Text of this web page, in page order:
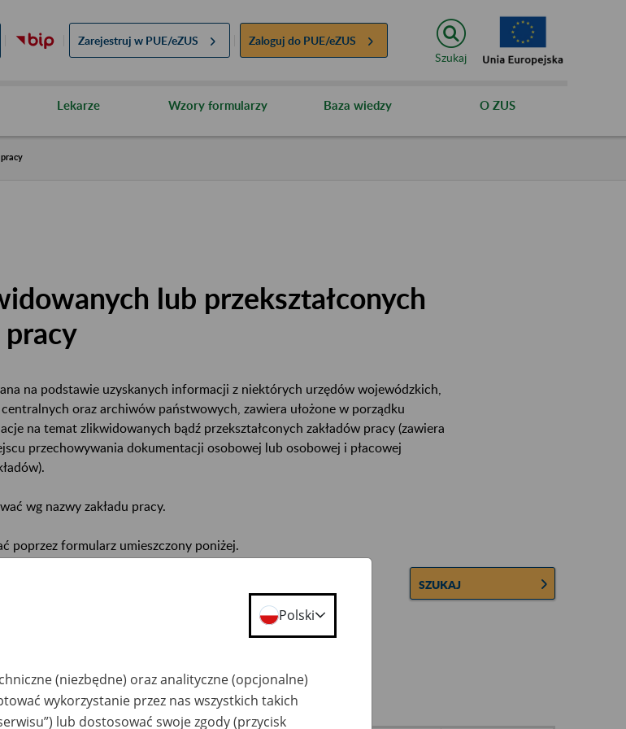
Zarejestruj w PUE/eZUS Zaloguj do PUE/eZUS
Szukaj
Lekarze Wzory formularzy Baza wiedzy O ZUS
lub przekształconych
pracy
na podstawie uzyskanych informacji z niektórych urzędów wojewódzkich,
oraz archiwów państwowych, zawiera ułożone w porządku
na temat zlikwidowanych bądź przekształconych zakładów pracy (zawiera
przechowywania dokumentacji osobowej lub osobowej i płacowej
wg nazwy zakładu pracy.
poprzez formularz umieszczony poniżej.
SZUKAJ
poprzez
pozycje bazy
Polski
(niezbędne) oraz analityczne (opcjonalne)
wykorzystanie przez nas wszystkich takich
lub dostosować swoje zgody (przycisk